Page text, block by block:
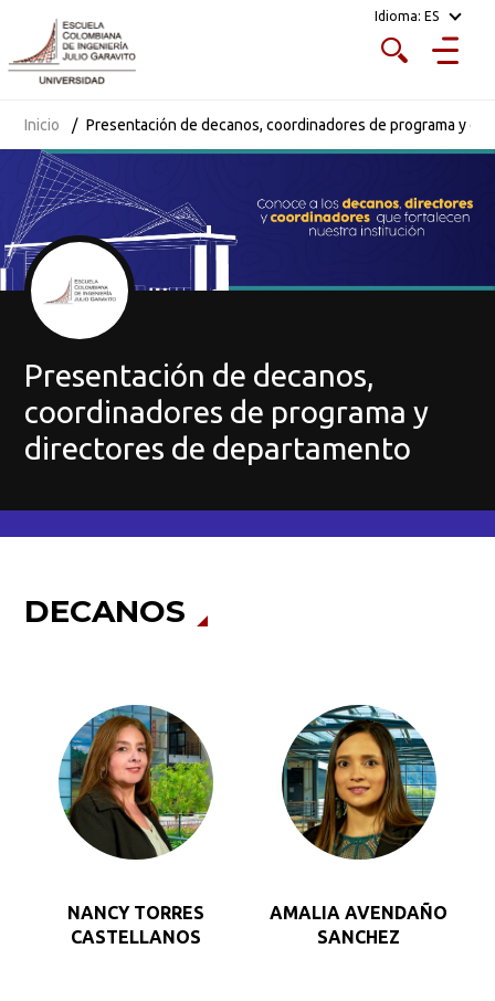
Idioma: ES
Inicio Presentación de decanos, coordinadores de programa y
Presentación de decanos,
coordinadores de programa y
directores de departamento
DECANOS
NANCY TORRES
CASTELLANOS
AMALIA AVENDAÑO
SANCHEZ